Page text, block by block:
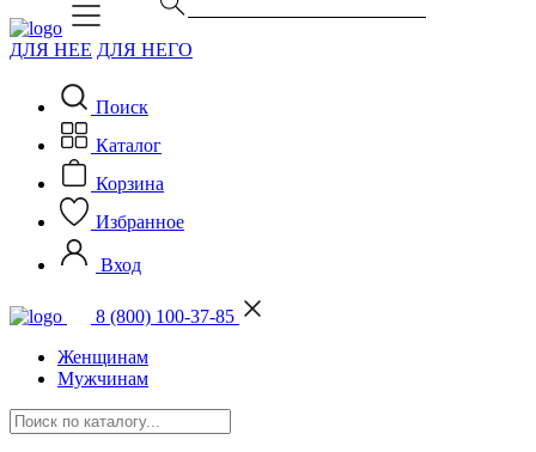
ДЛЯ НЕЕ ДЛЯ НЕГО
Поиск
Каталог
Корзина
Избранное
Вход
8 (800) 100-37-85
Женщинам
Мужчинам